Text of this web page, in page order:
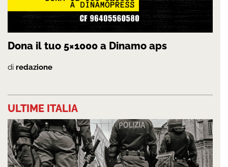
Dona il tuo 5×1000 a Dinamo aps
di redazione
ULTIME ITALIA